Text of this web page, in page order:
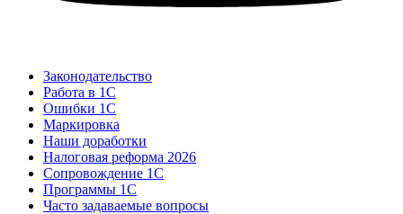
Законодательство
Работа в 1С
Ошибки 1С
Маркировка
Наши доработки
Налоговая реформа 2026
Сопровождение 1С
Программы 1С
Часто задаваемые вопросы